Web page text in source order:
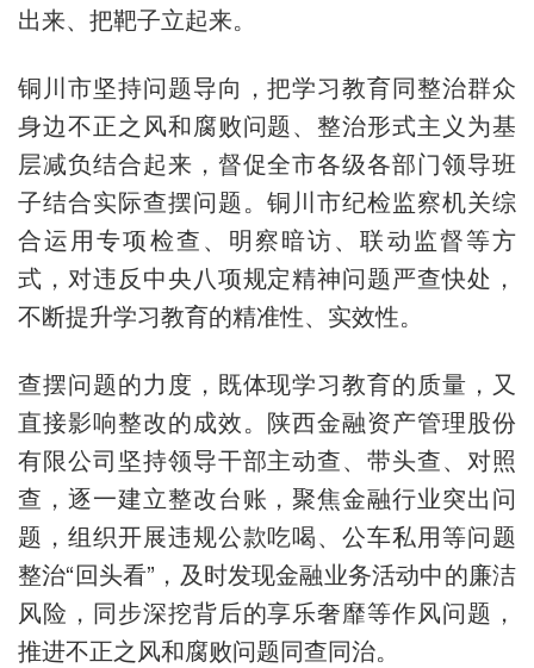
出来、把靶子立起来。
铜川市坚持问题导向，把学习教育同整治群众
身边不正之风和腐败问题、整治形式主义为基
层减负结合起来，督促全市各级各部门领导班
子结合实际查摆问题。铜川市纪检监察机关综
合运用专项检查、明察暗访、联动监督等方
式，对违反中央八项规定精神问题严查快处，
不断提升学习教育的精准性、实效性。
查摆问题的力度，既体现学习教育的质量，又
直接影响整改的成效。陕西金融资产管理股份
有限公司坚持领导干部主动查、带头查、对照
查，逐一建立整改台账，聚焦金融行业突出问
题，组织开展违规公款吃喝、公车私用等问题
整治“回头看”，及时发现金融业务活动中的廉洁
风险，同步深挖背后的享乐奢靡等作风问题，
推进不正之风和腐败问题同查同治。